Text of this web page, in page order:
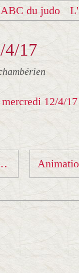
du judo
4/17
18 avril !!